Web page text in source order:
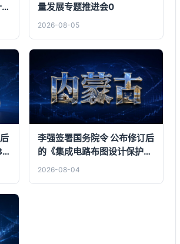
量发展专题推进会0
2026-08-05
李强签署国务院令 公布修订后
的《集成电路布图设计保护条
例》
2026-08-04